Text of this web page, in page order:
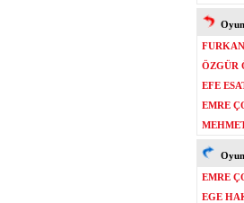
ÖZGÜR
EFE
EMRE
EMRE
EGE